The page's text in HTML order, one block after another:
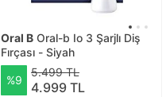
Oral B Oral-b Io 3 Şarjlı Diş
Fırçası - Siyah
%9
5.499 TL
4.999 TL